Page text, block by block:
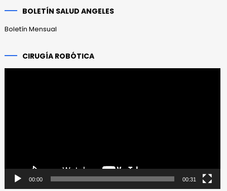
BOLETÍN SALUD ANGELES
Boletín Mensual
CIRUGÍA ROBÓTICA
00:00 00:31